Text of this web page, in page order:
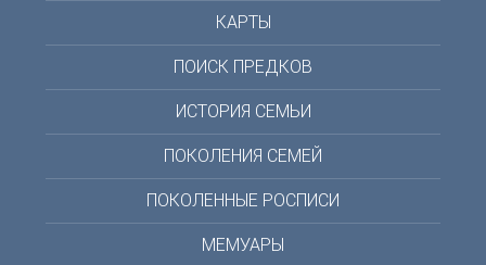
КАРТЫ
ПОИСК ПРЕДКОВ
ИСТОРИЯ СЕМЬИ
ПОКОЛЕНИЯ СЕМЕЙ
ПОКОЛЕННЫЕ РОСПИСИ
МЕМУАРЫ